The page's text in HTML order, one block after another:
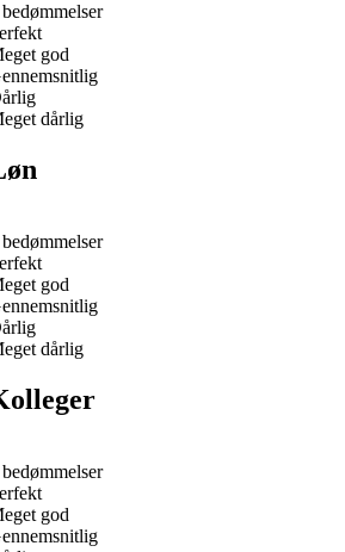
god
dårlig
god
dårlig
god